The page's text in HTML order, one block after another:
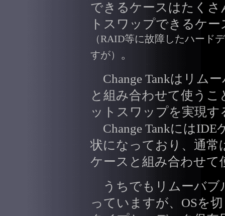
できるケースはたく
トスワップできるケ
（RAID等に故障したハード
すが） 。
Change Tankはリム
と組み合わせて使う
ットスワップを実現す
Change TankにはIDE
状になっており、通
ケースと組み合わせ
うちでもリムーバブ
っていますが、OSを